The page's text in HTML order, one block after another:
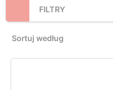
FILTRY
Sortuj według